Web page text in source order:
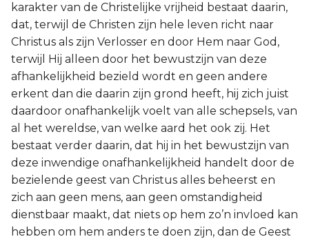
karakter van de Christelijke vrijheid bestaat daarin,
dat, terwijl de Christen zijn hele leven richt naar
Christus als zijn Verlosser en door Hem naar God,
terwijl Hij alleen door het bewustzijn van deze
afhankelijkheid bezield wordt en geen andere
erkent dan die daarin zijn grond heeft, hij zich juist
daardoor onafhankelijk voelt van alle schepsels, van
al het wereldse, van welke aard het ook zij. Het
bestaat verder daarin, dat hij in het bewustzijn van
deze inwendige onafhankelijkheid handelt door de
bezielende geest van Christus alles beheerst en
zich aan geen mens, aan geen omstandigheid
dienstbaar maakt, dat niets op hem zo’n invloed kan
hebben om hem anders te doen zijn, dan de Geest